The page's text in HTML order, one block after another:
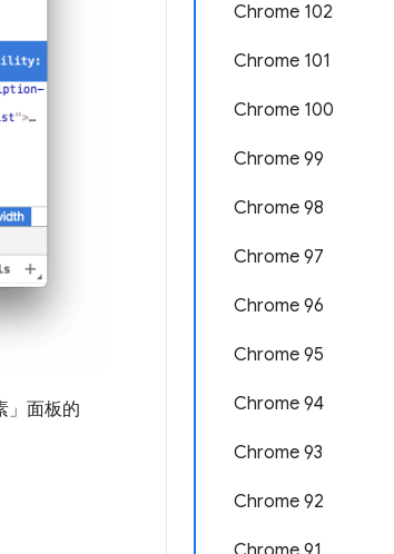
Chrome 102
Chrome 101
Chrome 100
Chrome 99
Chrome 98
Chrome 97
Chrome 96
Chrome 95
Chrome 94
Chrome 93
Chrome 92
」面板的